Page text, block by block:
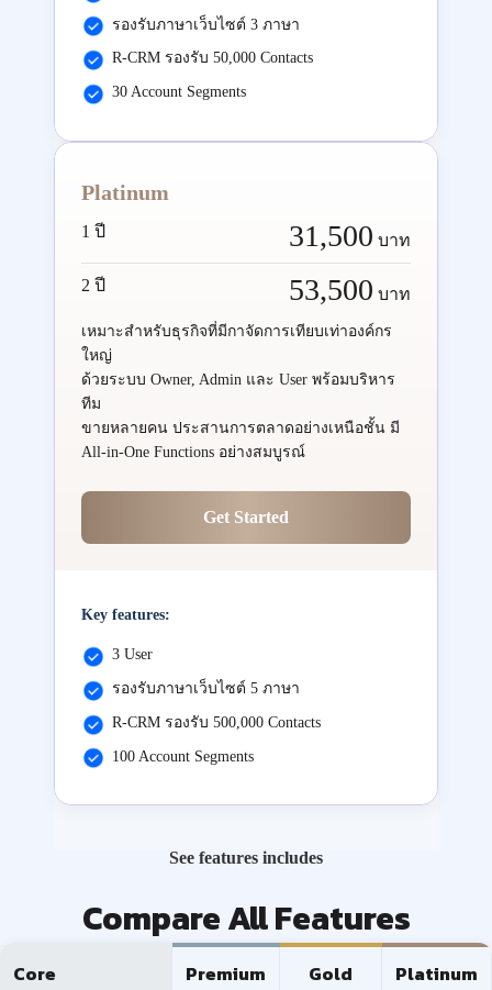
รองรับภาษาเว็บไซต์ 3 ภาษา
R-CRM รองรับ 50,000 Contacts
30 Account Segments
Platinum
1 ปี 31,500 บาท
2 ปี 53,500 บาท
เหมาะสำหรับธุรกิจที่มีกาจัดการเทียบเท่าองค์กร
ใหญ่
ด้วยระบบ Owner, Admin และ User พร้อมบริหาร
ทีม
ขายหลายคน ประสานการตลาดอย่างเหนือชั้น มี
All-in-One Functions อย่างสมบูรณ์
Get Started
Key features:
3 User
รองรับภาษาเว็บไซต์ 5 ภาษา
R-CRM รองรับ 500,000 Contacts
100 Account Segments
See features includes
Compare All Features
Core Premium Gold Platinum